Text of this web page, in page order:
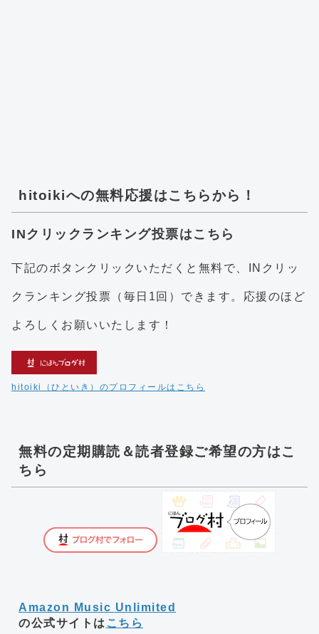
hitoikiへの無料応援はこちらから！
INクリックランキング投票はこちら
下記のボタンクリックいただくと無料で、INクリッ
クランキング投票（毎日1回）できます。応援のほど
よろしくお願いいたします！
hitoiki（ひといき）のプロフィールはこちら
無料の定期購読＆読者登録ご希望の方はこ
ちら
Amazon Music Unlimited
の公式サイトは こちら